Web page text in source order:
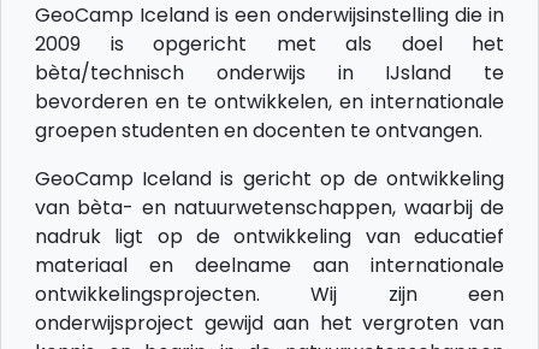
GeoCamp Iceland is een onderwijsinstelling die in
2009 is opgericht met als doel het
bèta/technisch onderwijs in IJsland te
bevorderen en te ontwikkelen, en internationale
groepen studenten en docenten te ontvangen.
GeoCamp Iceland is gericht op de ontwikkeling
van bèta- en natuurwetenschappen, waarbij de
nadruk ligt op de ontwikkeling van educatief
materiaal en deelname aan internationale
ontwikkelingsprojecten. Wij zijn een
onderwijsproject gewijd aan het vergroten van